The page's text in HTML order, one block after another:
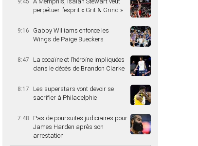
9:45
perpétuer l’esprit « Grit & Grind »
9:16
Gabby Williams enfonce les
Wings de Paige Bueckers
8:47
La cocaïne et l’héroïne impliquées
dans le décès de Brandon Clarke
8:17
Les superstars vont devoir se
sacrifier à Philadelphie
7:48
Pas de poursuites judiciaires pour
James Harden après son
arrestation